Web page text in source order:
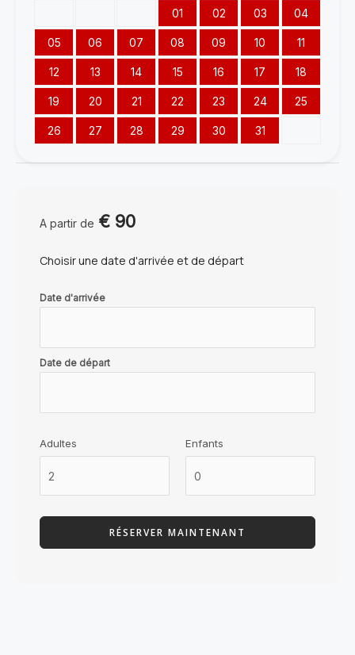
01 02 03 04
05 06 07 08 09 10 11
12 13 14 15 16 17 18
19 20 21 22 23 24 25
26 27 28 29 30 31
A partir de € 90
Choisir une date d'arrivée et de départ
Date d'arrivée
Date de départ
Adultes Enfants